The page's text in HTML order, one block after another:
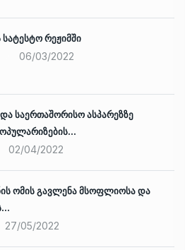
სატესტო რეჟიმში
06/03/2022
საერთაშორისო ასპარეზზე
02/04/2022
ომის გავლენა მსოფლიოსა და
27/05/2022